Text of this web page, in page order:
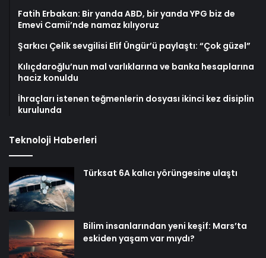
Fatih Erbakan: Bir yanda ABD, bir yanda YPG biz de
Emevi Camii’nde namaz kılıyoruz
Şarkıcı Çelik sevgilisi Elif Üngür’ü paylaştı: “Çok güzel”
Kılıçdaroğlu’nun mal varlıklarına ve banka hesaplarına
haciz konuldu
İhraçları istenen teğmenlerin dosyası ikinci kez disiplin
kurulunda
Teknoloji Haberleri
Türksat 6A kalıcı yörüngesine ulaştı
Bilim insanlarından yeni keşif: Mars’ta
eskiden yaşam var mıydı?